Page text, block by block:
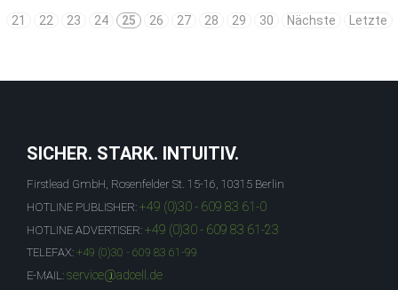
21
22 23 24 25 26 27 28 29 30 Nächste Letzte
SICHER. STARK. INTUITIV.
Firstlead GmbH, Rosenfelder St. 15-16, 10315 Berlin
HOTLINE PUBLISHER: +49 (0)30 - 609 83 61-0
HOTLINE ADVERTISER: +49 (0)30 - 609 83 61-23
TELEFAX: +49 (0)30 - 609 83 61-99
E-MAIL: service@adcell.de